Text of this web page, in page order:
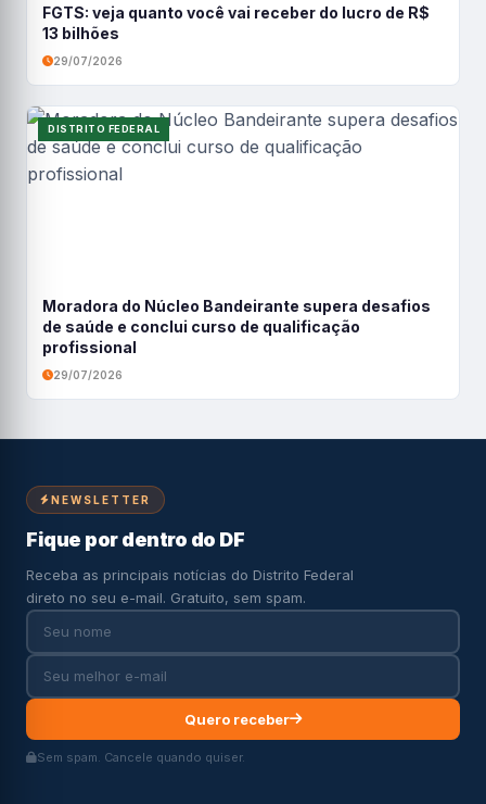
FGTS: veja quanto você vai receber do lucro de R$
13 bilhões
29/07/2026
DISTRITO FEDERAL
Moradora do Núcleo Bandeirante supera desafios
de saúde e conclui curso de qualificação
profissional
29/07/2026
NEWSLETTER
Fique por dentro do DF
Receba as principais notícias do Distrito Federal
direto no seu e-mail. Gratuito, sem spam.
Quero receber
Sem spam. Cancele quando quiser.